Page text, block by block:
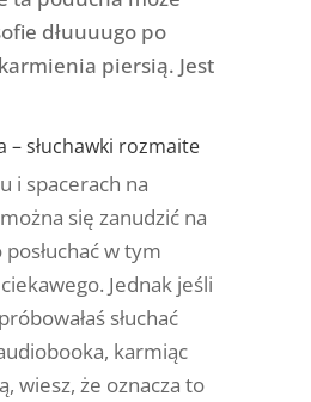
dłuuuugo po
piersią. Jest
– słuchawki rozmaite
i spacerach na
się zanudzić na
w tym
Jednak jeśli
słuchać
karmiąc
wiesz, że oznacza to